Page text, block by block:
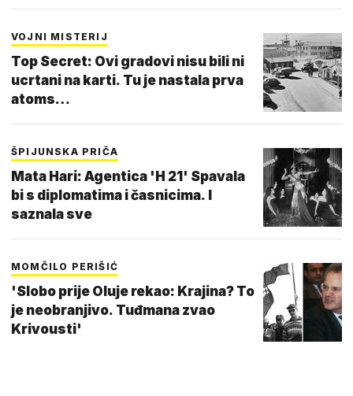
VOJNI MISTERIJ
Top Secret: Ovi gradovi nisu bili ni
ucrtani na karti. Tu je nastala prva
atoms…
ŠPIJUNSKA PRIČA
Mata Hari: Agentica 'H 21' Spavala
bi s diplomatima i časnicima. I
saznala sve
MOMČILO PERIŠIĆ
'Slobo prije Oluje rekao: Krajina? To
je neobranjivo. Tuđmana zvao
Krivousti'